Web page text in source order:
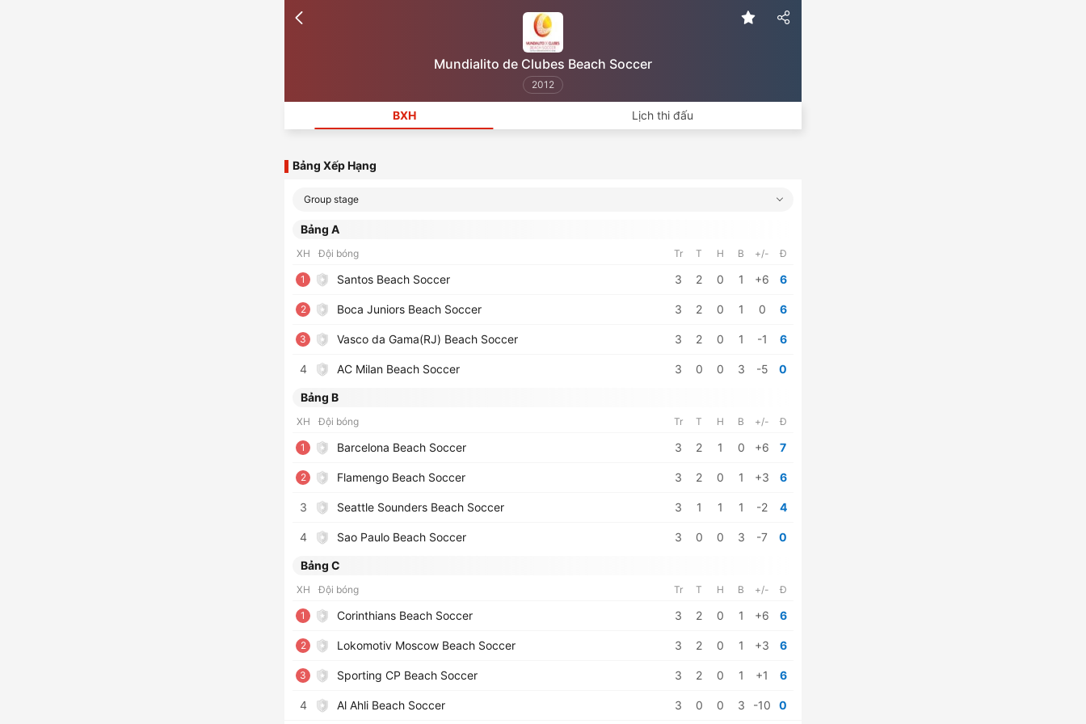
Mundialito de Clubes Beach Soccer
2012
BXH Lịch thi đấu
Bảng Xếp Hạng
Group stage
Bảng A
XH Đội bóng Tr T H B +/- Đ
1 Santos Beach Soccer 3 2 0 1 +6 6
2 Boca Juniors Beach Soccer 3 2 0 1 0 6
3 Vasco da Gama(RJ) Beach Soccer 3 2 0 1 -1 6
4 AC Milan Beach Soccer 3 0 0 3 -5 0
Bảng B
XH Đội bóng Tr T H B +/- Đ
1 Barcelona Beach Soccer 3 2 1 0 +6 7
2 Flamengo Beach Soccer 3 2 0 1 +3 6
3 Seattle Sounders Beach Soccer 3 1 1 1 -2 4
4 Sao Paulo Beach Soccer 3 0 0 3 -7 0
Bảng C
XH Đội bóng Tr T H B +/- Đ
1 Corinthians Beach Soccer 3 2 0 1 +6 6
2 Lokomotiv Moscow Beach Soccer 3 2 0 1 +3 6
3 Sporting CP Beach Soccer 3 2 0 1 +1 6
4 Al Ahli Beach Soccer 3 0 0 3 -10 0